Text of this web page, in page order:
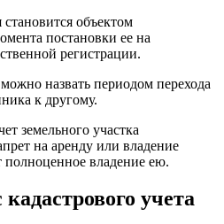
объектом
постановки ее на
регистрации.
назвать периодом перехода
к другому.
земельного участка
на аренду или владение
полноценное владение ею.
учета